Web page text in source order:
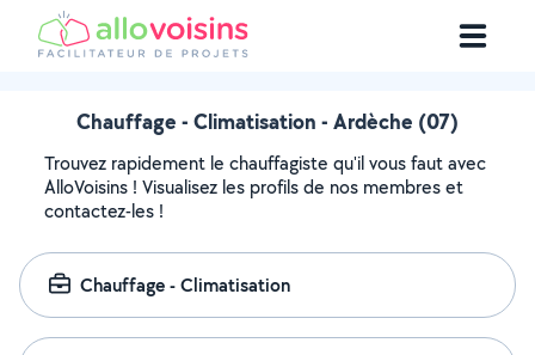
Chauffage - Climatisation - Ardèche (07)
Trouvez rapidement le chauffagiste qu'il vous faut avec
AlloVoisins ! Visualisez les profils de nos membres et
contactez-les !
Chauffage - Climatisation